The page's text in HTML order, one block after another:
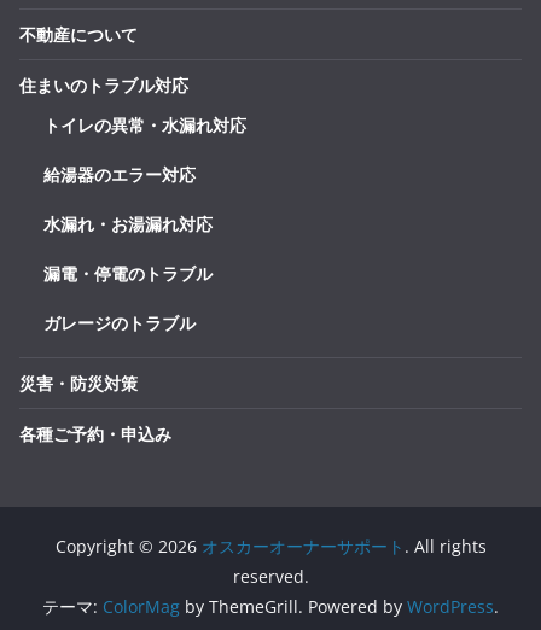
不動産について
住まいのトラブル対応
トイレの異常・水漏れ対応
給湯器のエラー対応
水漏れ・お湯漏れ対応
漏電・停電のトラブル
ガレージのトラブル
災害・防災対策
各種ご予約・申込み
Copyright © 2026 オスカーオーナーサポート . All rights
reserved.
テーマ: ColorMag by ThemeGrill. Powered by WordPress.